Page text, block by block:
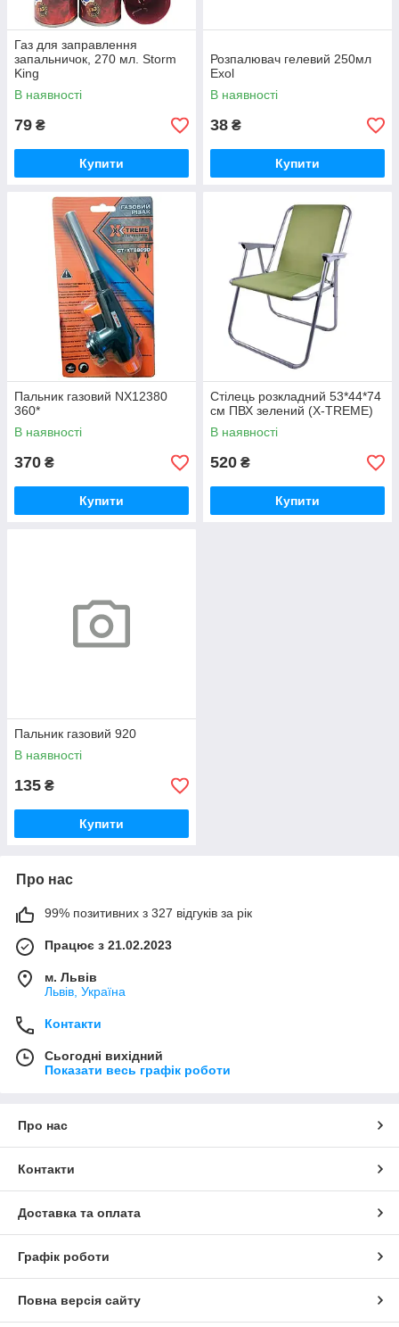
Газ для заправлення
запальничок, 270 мл. Storm
King
В наявності
79 ₴
Купити
Розпалювач гелевий 250мл
Exol
В наявності
38 ₴
Купити
Пальник газовий NX12380
360*
В наявності
370 ₴
Купити
Стілець розкладний 53*44*74
см ПВХ зелений (X-TREME)
В наявності
520 ₴
Купити
Пальник газовий 920
В наявності
135 ₴
Купити
Про нас
99% позитивних з 327 відгуків за рік
Працює з 21.02.2023
м. Львів
Львів, Україна
Контакти
Сьогодні вихідний
Показати весь графік роботи
Про нас
Контакти
Доставка та оплата
Графік роботи
Повна версія сайту